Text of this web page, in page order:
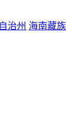
治州 海南藏